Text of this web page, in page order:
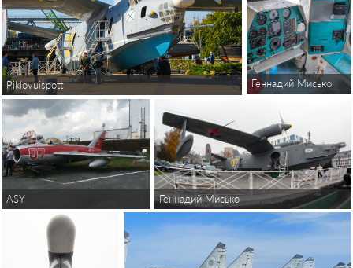
Piklovuispott Геннадий Мисько
ASY Геннадий Мисько